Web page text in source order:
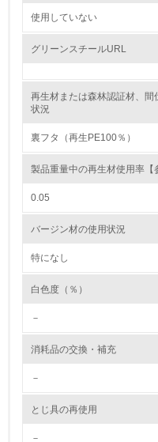
環境取り組み体制と成果を定
境対策を理解し、実践している
環境活動に関する規格やプロ
4
第三者認証を取得している
使用していない
グリーンスチールURL
再生材または森林認証材、間
状況
裏フタ（再生PE100％）
製品重量中の再生材使用率【
0.05
バージン材の使用状況
特になし
白色度（％）
－
消耗品の交換・補充
－
とじ具の再使用
－